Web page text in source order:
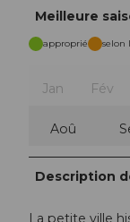
Meilleure
approprié selon
Jan Fév
Aoû
Description
La petite ville